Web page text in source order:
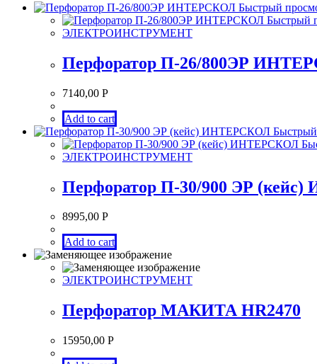
Быстрый
Быстрый
ЭЛЕКТРОИНСТРУМЕНТ
Перфоратор П-26/800ЭР
7140,00 Р
Add to cart
ЭЛЕКТРОИНСТРУМЕНТ
Перфоратор П-30/900 ЭР
8995,00 Р
Add to cart
ЭЛЕКТРОИНСТРУМЕНТ
Перфоратор МАКИТА HR2470
15950,00 Р